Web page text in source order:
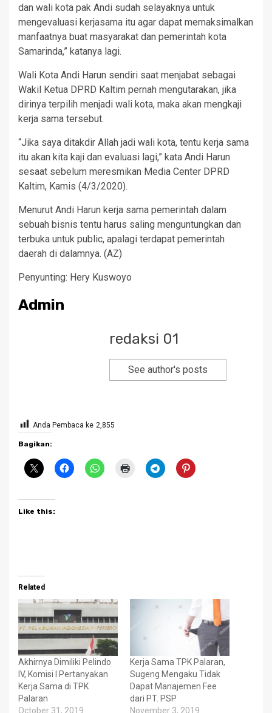
dan wali kota pak Andi sudah selayaknya untuk
mengevaluasi kerjasama itu agar dapat memaksimalkan
manfaatnya buat masyarakat dan pemerintah kota
Samarinda,” katanya lagi.
Wali Kota Andi Harun sendiri saat menjabat sebagai
Wakil Ketua DPRD Kaltim pernah mengutarakan, jika
dirinya terpilih menjadi wali kota, maka akan mengkaji
kerja sama tersebut.
“Jika saya ditakdir Allah jadi wali kota, tentu kerja sama
itu akan kita kaji dan evaluasi lagi,” kata Andi Harun
sesaat sebelum meresmikan Media Center DPRD
Kaltim, Kamis (4/3/2020).
Menurut Andi Harun kerja sama pemerintah dalam
sebuah bisnis tentu harus saling menguntungkan dan
terbuka untuk public, apalagi terdapat pemerintah
daerah di dalamnya. (AZ)
Penyunting: Hery Kuswoyo
Admin
redaksi 01
See author's posts
Anda Pembaca ke 2,855
Bagikan:
Like this:
Related
Akhirnya Dimiliki Pelindo
IV, Komisi I Pertanyakan
Kerja Sama di TPK
Palaran
October 31, 2019
Kerja Sama TPK Palaran,
Sugeng Mengaku Tidak
Dapat Manajemen Fee
dari PT. PSP
November 3, 2019